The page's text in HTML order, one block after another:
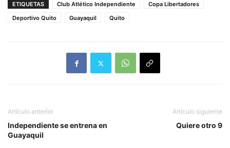
ETIQUETAS Club Atlético Independiente
Copa Libertadores
Deportivo Quito
Guayaquil Quito
Artículo anterior
Independiente se entrena en
Guayaquil
Artículo siguiente
Quiere otro 9